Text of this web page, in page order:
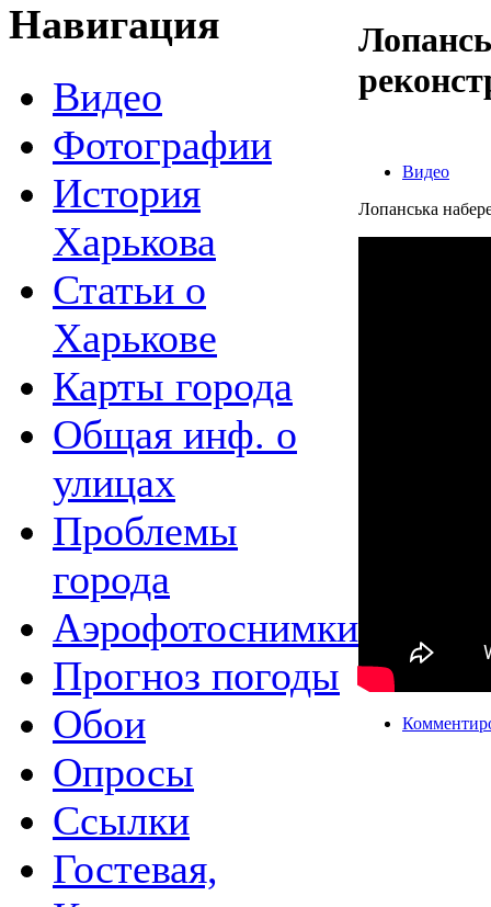
Навигация
Видео
Фотографии
История
Харькова
Статьи о
Харькове
Карты города
Общая инф. о
улицах
Проблемы
города
Аэрофотоснимки
Прогноз погоды
Обои
Опросы
Ссылки
Гостевая,
Видео
Лопанська